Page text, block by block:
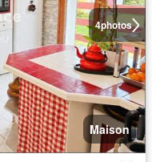
4photos
Maison